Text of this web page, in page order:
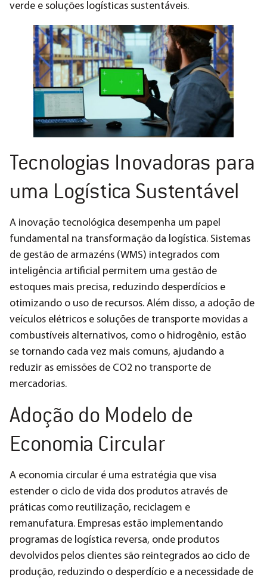
verde e soluções logísticas sustentáveis​.
Tecnologias Inovadoras para
uma Logística Sustentável
A inovação tecnológica desempenha um papel
fundamental na transformação da logística. Sistemas
de gestão de armazéns (WMS) integrados com
inteligência artificial permitem uma gestão de
estoques mais precisa, reduzindo desperdícios e
otimizando o uso de recursos​. Além disso, a adoção de
veículos elétricos e soluções de transporte movidas a
combustíveis alternativos, como o hidrogênio, estão
se tornando cada vez mais comuns, ajudando a
reduzir as emissões de CO2 no transporte de
mercadorias.
Adoção do Modelo de
Economia Circular
A economia circular é uma estratégia que visa
estender o ciclo de vida dos produtos através de
práticas como reutilização, reciclagem e
remanufatura. Empresas estão implementando
programas de logística reversa, onde produtos
devolvidos pelos clientes são reintegrados ao ciclo de
produção, reduzindo o desperdício e a necessidade de